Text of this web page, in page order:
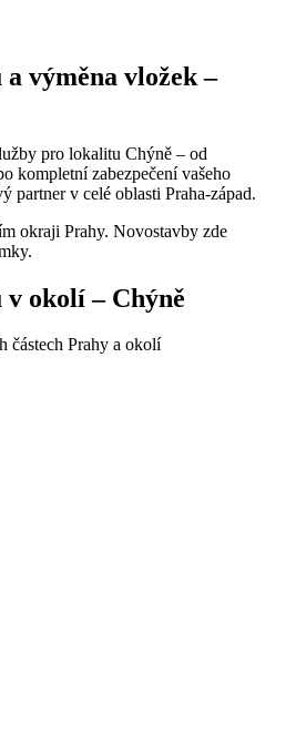
výměna vložek –
pro lokalitu Chýně – od
kompletní zabezpečení vašeho
partner v celé oblasti Praha-západ.
okraji Prahy. Novostavby zde
v okolí – Chýně
částech Prahy a okolí